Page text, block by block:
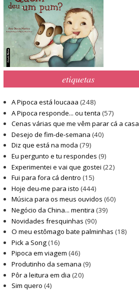
etiquetas
A Pipoca está loucaaa (248)
A Pipoca responde... ou tenta (57)
Cenas várias que me vêm parar cá a casa
Desejo de fim-de-semana (40)
Diz que está na moda (79)
Eu pergunto e tu respondes (9)
Experimentei e vai que gostei (22)
Fui para fora cá dentro (15)
Hoje deu-me para isto (444)
Música para os meus ouvidos (60)
Negócio da China... mentira (39)
Novidades fresquinhas (90)
O meu estômago bate palminhas (18)
Pick a Song(16)
Pipoca em viagem (46)
Produtinho da semana (9)
Pôr a leitura em dia (20)
Sim quero (4)